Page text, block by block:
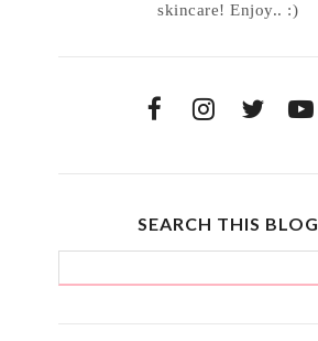
skincare! Enjoy.. :)
SEARCH THIS BLOG